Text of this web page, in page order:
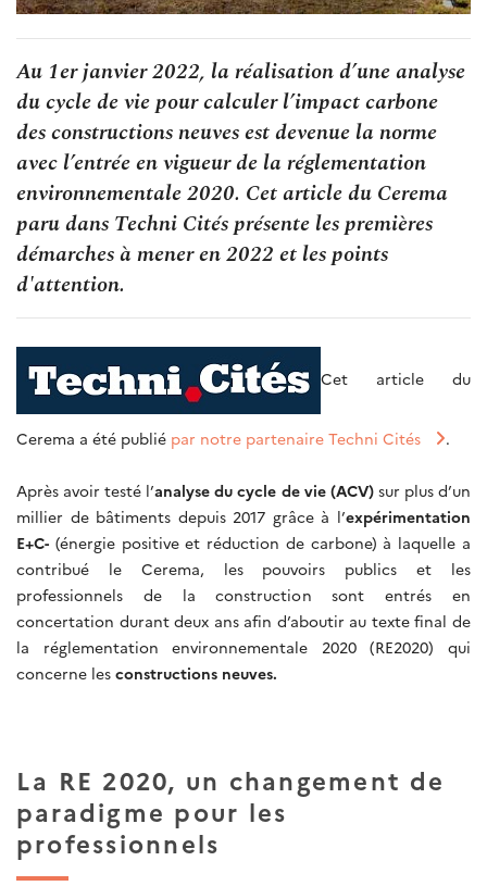
Au 1er janvier 2022, la réalisation d’une analyse
du cycle de vie pour calculer l’impact carbone
des constructions neuves est devenue la norme
avec l’entrée en vigueur de la réglementation
environnementale 2020. Cet article du Cerema
paru dans Techni Cités présente les premières
démarches à mener en 2022 et les points
d'attention.
Cet article du
Cerema a été publié par notre partenaire Techni Cités .
Après avoir testé l’analyse du cycle de vie (ACV) sur plus d’un
millier de bâtiments depuis 2017 grâce à l’expérimentation
E+C- (énergie positive et réduction de carbone) à laquelle a
contribué le Cerema, les pouvoirs publics et les
professionnels de la construction sont entrés en
concertation durant deux ans afin d’aboutir au texte final de
la réglementation environnementale 2020 (RE2020) qui
concerne les constructions neuves.
La RE 2020, un changement de
paradigme pour les
professionnels